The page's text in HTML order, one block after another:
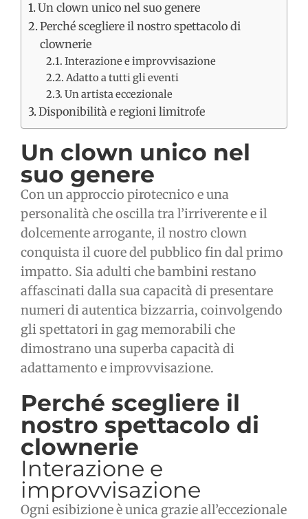
Un clown unico nel suo genere
Perché scegliere il nostro spettacolo di
clownerie
Interazione e improvvisazione
Adatto a tutti gli eventi
Un artista eccezionale
Disponibilità e regioni limitrofe
Un clown unico nel
suo genere
Con un approccio pirotecnico e una
personalità che oscilla tra l’irriverente e il
dolcemente arrogante, il nostro clown
conquista il cuore del pubblico fin dal primo
impatto. Sia adulti che bambini restano
affascinati dalla sua capacità di presentare
numeri di autentica bizzarria, coinvolgendo
gli spettatori in gag memorabili che
dimostrano una superba capacità di
adattamento e improvvisazione.
Perché scegliere il
nostro spettacolo di
clownerie
Interazione e
improvvisazione
Ogni esibizione è unica grazie all’eccezionale